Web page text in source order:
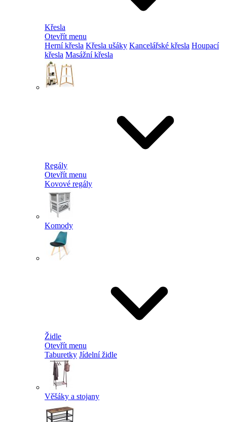
Křesla
Otevřít menu
Herní křesla Křesla ušáky Kancelářské křesla Houpací
křesla Masážní křesla
Regály
Otevřít menu
Kovové regály
Komody
Židle
Otevřít menu
Taburetky Jídelní židle
Věšáky a stojany